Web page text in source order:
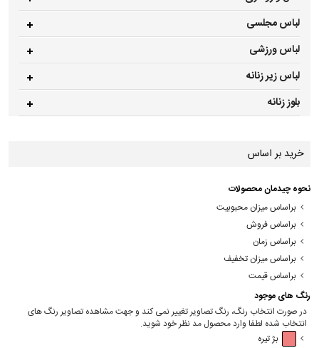
لباس مجلسی
لباس ورزشی
لباس زیر زنانه
بلوز زنانه
خرید بر اساس
نحوه چیدمان محصولات
براساس میزان محبوبیت
براساس فروش
براساس زمان
براساس میزان تخفیف
براساس قیمت
رنگ های موجود
در صورت انتخاب رنگ، رنگ تصاویر تغییر نمی کند و جهت مشاهده تصاویر رنگ های
انتخاب شده لطفا وارد محصول مد نظر خود شوید.
بژ تیره